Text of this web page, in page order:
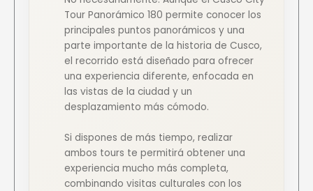
Tour Panorámico 180 permite conocer los
principales puntos panorámicos y una
parte importante de la historia de Cusco,
el recorrido está diseñado para ofrecer
una experiencia diferente, enfocada en
las vistas de la ciudad y un
desplazamiento más cómodo.
Si dispones de más tiempo, realizar
ambos tours te permitirá obtener una
experiencia mucho más completa,
combinando visitas culturales con los